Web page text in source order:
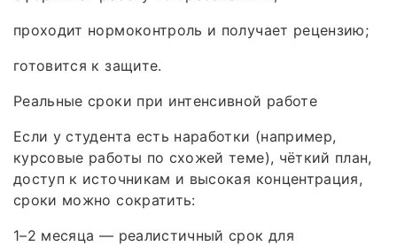
проходит нормоконтроль и получает рецензию;
готовится к защите.
Реальные сроки при интенсивной работе
Если у студента есть наработки (например,
курсовые работы по схожей теме), чёткий план,
доступ к источникам и высокая концентрация,
сроки можно сократить:
1–2 месяца — реалистичный срок для